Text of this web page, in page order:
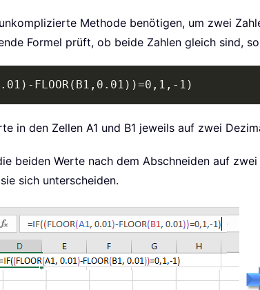
Methode benötigen, um zwei
Formel prüft, ob beide Zahlen gleich sind,
FLOOR(B1,0.01))=0,1,-1)
in den Zellen A1 und B1 jeweils auf zwei
beiden Werte nach dem Abschneiden auf
sich unterscheiden.